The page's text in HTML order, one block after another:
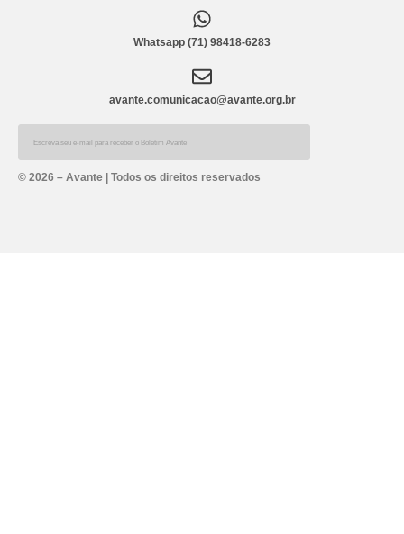
Whatsapp (71) 98418-6283
avante.comunicacao@avante.org.br
Alternative:
© 2026 – Avante | Todos os direitos reservados